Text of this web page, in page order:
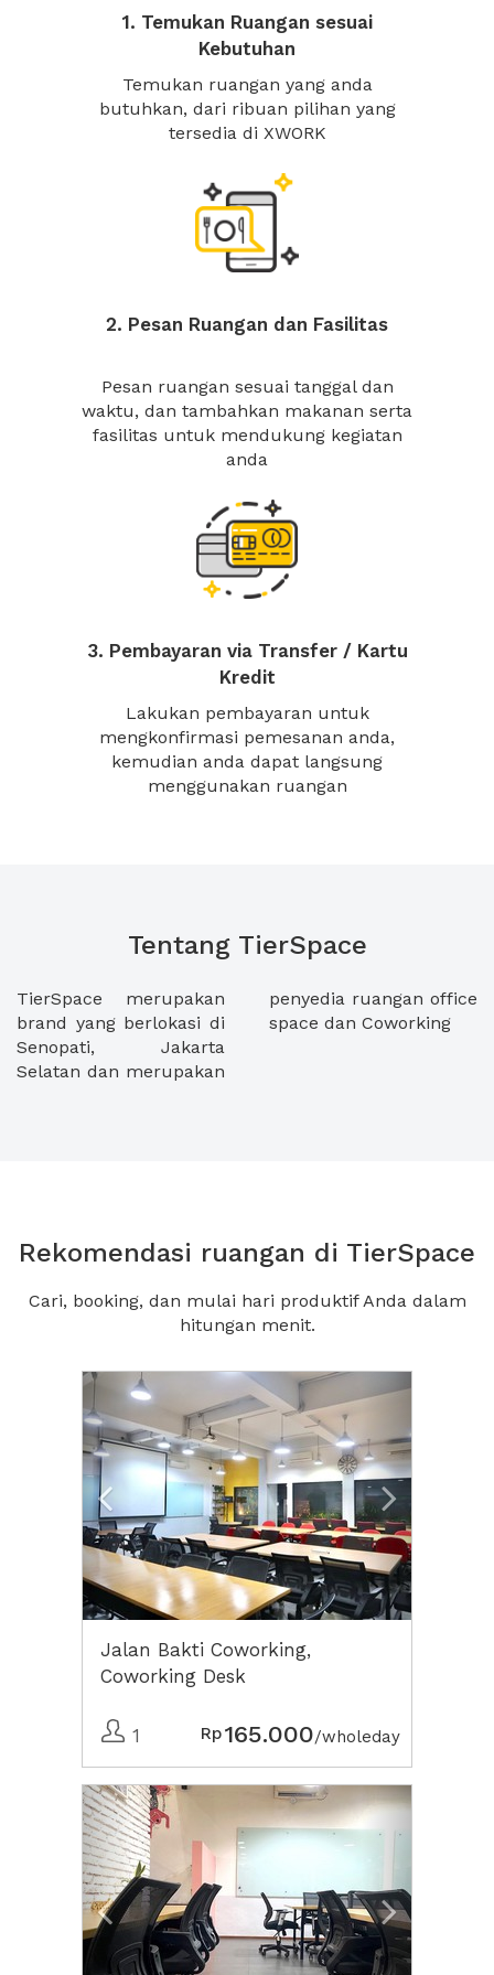
1. Temukan Ruangan sesuai
Kebutuhan
Temukan ruangan yang anda
butuhkan, dari ribuan pilihan yang
tersedia di XWORK
2. Pesan Ruangan dan Fasilitas
Pesan ruangan sesuai tanggal dan
waktu, dan tambahkan makanan serta
fasilitas untuk mendukung kegiatan
anda
3. Pembayaran via Transfer / Kartu
Kredit
Lakukan pembayaran untuk
mengkonfirmasi pemesanan anda,
kemudian anda dapat langsung
menggunakan ruangan
Tentang TierSpace
TierSpace merupakan
brand yang berlokasi di
Senopati, Jakarta
Selatan dan merupakan
penyedia ruangan office
space dan Coworking
Rekomendasi ruangan di TierSpace
Cari, booking, dan mulai hari produktif Anda dalam
hitungan menit.
Previous Next2
Jalan Bakti Coworking,
Coworking Desk
1 Rp165.000/wholeday
Previous Next2